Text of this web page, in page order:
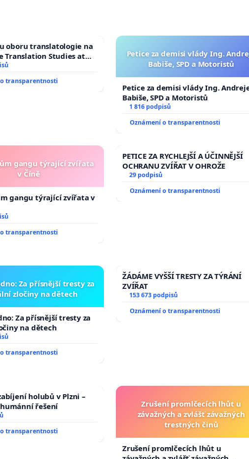
oboru translatologie na
Translation Studies at
of Arts, Charles
transparentnosti
Petice za demisi vlády Ing.
Babiše, SPD a Motoristů
Petice za demisi vlády Ing.
Babiše, SPD a Motoristů
1 816 podpisů
Oznámení o transparentnosti
gangu týrající zvířata
v Číně
gangu týrající zvířata v
transparentnosti
PETICE ZA RYCHLEJŠÍ A ÚČINNĚJŠÍ
OCHRANU ZVÍŘAT V OHROŽE
29 podpisů
Oznámení o transparentnosti
Za přísnější tresty za
zločiny na dětech
Za přísnější tresty za
na dětech
transparentnosti
ŽÁDÁME VYŠŠÍ TRESTY ZA TÝRÁNÍ
ZVÍŘAT
153 673 podpisů
Oznámení o transparentnosti
holubů v Plzni –
řešení
transparentnosti
Zrušení promlčecích lhůt u
závažných a zvlášť závažných
trestných činů
Zrušení promlčecích lhůt u